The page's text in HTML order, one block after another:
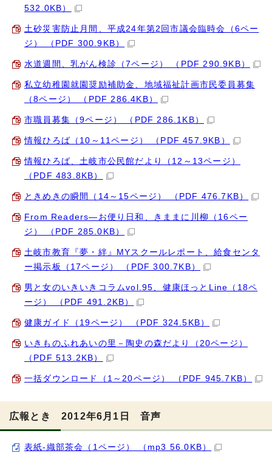
532.0KB）
土砂災害防止月間、平成24年第2回市議会臨時会（6ペー
ジ） （PDF 300.9KB）
水道週間、乳がん検診（7ページ） （PDF 290.9KB）
私立幼稚園就園奨励補助金、地域福祉計画市民委員募集
（8ページ） （PDF 286.4KB）
市職員募集（9ページ） （PDF 286.1KB）
情報ひろば（10～11ページ） （PDF 457.9KB）
情報ひろば、土岐市公民館だより（12～13ページ）
（PDF 483.8KB）
ときめきの瞬間（14～15ページ） （PDF 476.7KB）
From Readers―お便り日和、きままに川柳（16ペー
ジ） （PDF 285.0KB）
土岐市教育『夢・絆』MYスクールレポート、給食センタ
ー掲示板（17ページ） （PDF 300.7KB）
男と女のいきいきコラムvol.95、健康ほっとLine（18ペ
ージ） （PDF 491.2KB）
健康ガイド（19ページ） （PDF 324.5KB）
いきものふれあいの里－陶史の森だより（20ページ）
（PDF 513.2KB）
一括ダウンロード（1～20ページ） （PDF 945.7KB）
広報とき 2012年6月1日 音声
表紙-織部茶会（1ページ） （mp3 56.0KB）